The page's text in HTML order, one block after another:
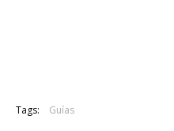
Tags: Guías